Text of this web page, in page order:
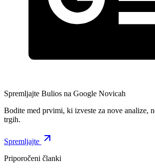
Spremljajte Bulios na Google Novicah
Bodite med prvimi, ki izveste za nove analize,
trgih.
Spremljajte
Priporočeni članki